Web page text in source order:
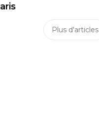
Plus d'articles